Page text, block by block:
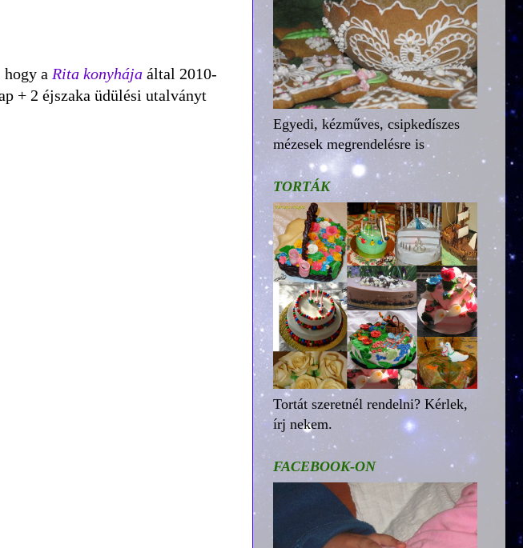
a Rita konyhája által 2010-
+ 2 éjszaka üdülési utalványt
Egyedi, kézműves, csipkedíszes
mézesek megrendelésre is
TORTÁK
Tortát szeretnél rendelni? Kérlek,
írj nekem.
FACEBOOK-ON